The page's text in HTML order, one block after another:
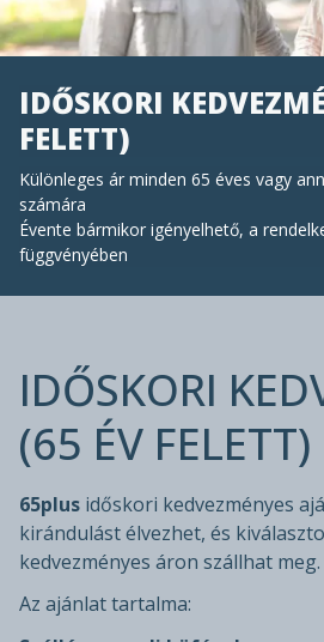
IDŐSKORI
FELETT)
Különleges ár minden 65 éves vagy
számára
Évente bármikor igényelhető, a
függvényében
IDŐSKORI
(65 ÉV FELETT)
65plus időskori kedvezményes
kirándulást élvezhet, és
kedvezményes áron szállhat meg.
Az ajánlat tartalma: